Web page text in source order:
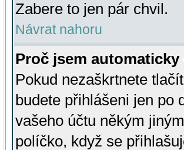
Zabere to jen pár chvil.
Návrat nahoru
Proč jsem automaticky
Pokud nezaškrtnete
budete přihlášeni jen po
vašeho účtu někým
políčko, když se